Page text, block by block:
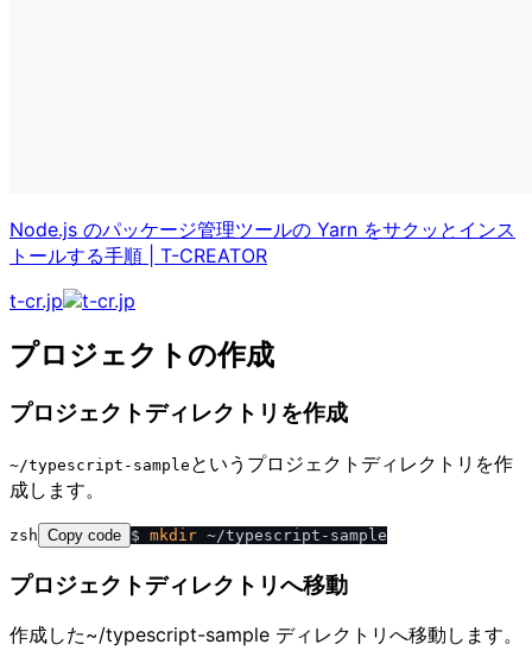
Node.js のパッケージ管理ツールの Yarn をサクッとインス
トールする手順
T-CREATOR
t-cr.jp
プロジェクトの作成
プロジェクトディレクトリを作成
~​/​typescript-sample というプロジェクトディレクトリを作
成します。
zsh Copy code $ mkdir
プロジェクトディレクトリへ移動
作成した~/typescript-sample ディレクトリへ移動します。